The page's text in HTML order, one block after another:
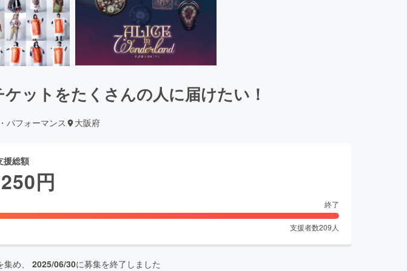
ットをたくさんの人に届けたい！
パフォーマンス 大阪府
援総額
円
終了
支援者数209 人
め、 2025/06/30に募集を終了しました